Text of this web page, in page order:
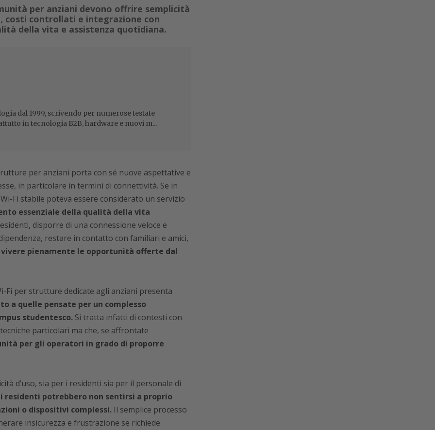
per anziani devono offrire semplicità
costi controllati e integrazione con
della vita e assistenza quotidiana.
dal 1999, scrivendo per numerose testate
in tecnologia B2B, hardware e nuovi m...
per anziani porta con sé nuove aspettative e
in particolare in termini di connettività. Se in
Fi stabile poteva essere considerato un servizio
essenziale della qualità della vita
disporre di una connessione veloce e
restare in contatto con familiari e amici,
vivere pienamente le opportunità offerte dal
Fi per strutture dedicate agli anziani presenta
a quelle pensate per un complesso
studentesco.Si tratta infatti di contesti con
particolari ma che, se affrontate
per gli operatori in grado di proporre
d’uso, sia per i residenti sia per il personale di
i residenti potrebbero non sentirsi a proprio
o dispositivi complessi.Il semplice processo
insicurezza e frustrazione se richiede